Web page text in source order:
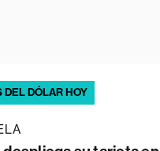
DÓLAR HOY